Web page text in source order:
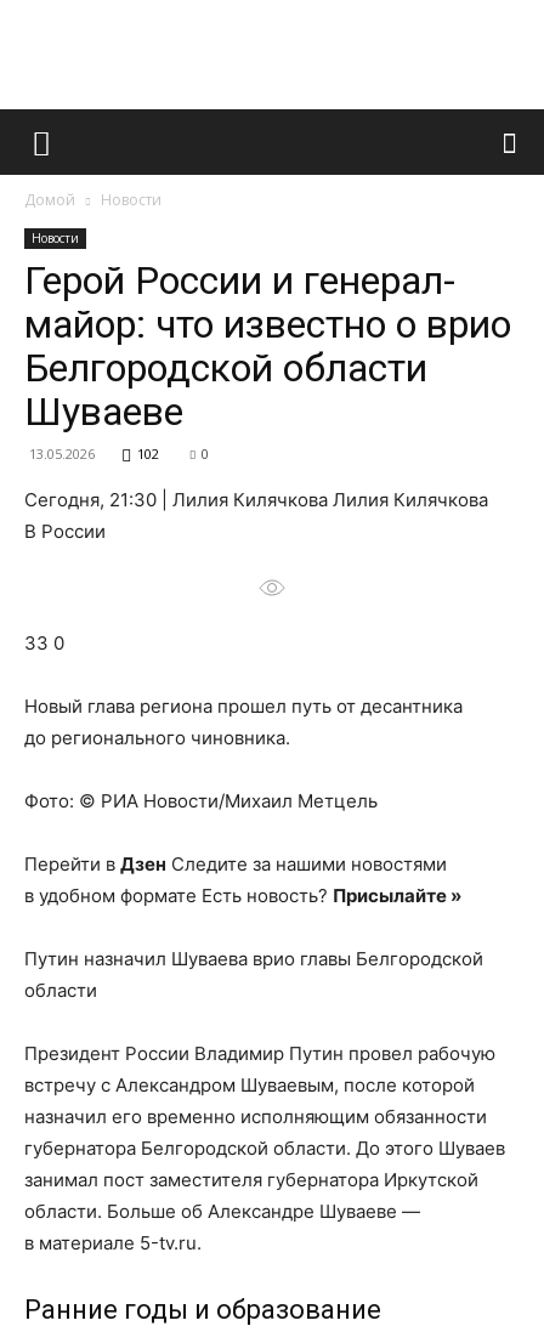
Французский
и
Домой Новости
Новости
Герой России и генерал-
майор: что известно о врио
Белгородской области
Шуваеве
13.05.2026 102 0
Сегодня, 21:30 | Лилия Килячкова Лилия Килячкова
В России
33 0
Новый глава региона прошел путь от десантника
до регионального чиновника.
Фото: © РИА Новости/Михаил Метцель
Перейти в Дзен Следите за нашими новостями
в удобном формате Есть новость? Присылайте »
Путин назначил Шуваева врио главы Белгородской
области
Президент России Владимир Путин провел рабочую
встречу с Александром Шуваевым, после которой
назначил его временно исполняющим обязанности
губернатора Белгородской области. До этого Шуваев
занимал пост заместителя губернатора Иркутской
области. Больше об Александре Шуваеве —
в материале 5-tv.ru.
Ранние годы и образование